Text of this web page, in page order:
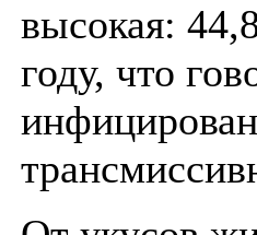
высокая:
году, что